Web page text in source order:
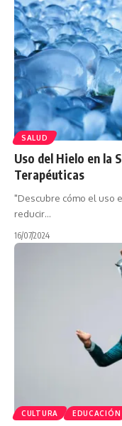
SALUD
Uso del Hielo en la
Terapéuticas
"Descubre cómo el uso
reducir…
16/07/2024
CULTURA EDUCACIÓN